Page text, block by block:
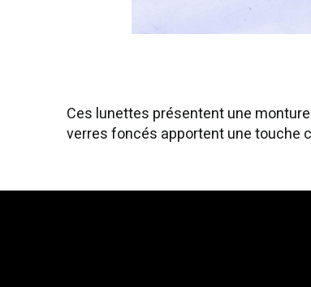
Ces lunettes présentent une
verres foncés apportent une touche